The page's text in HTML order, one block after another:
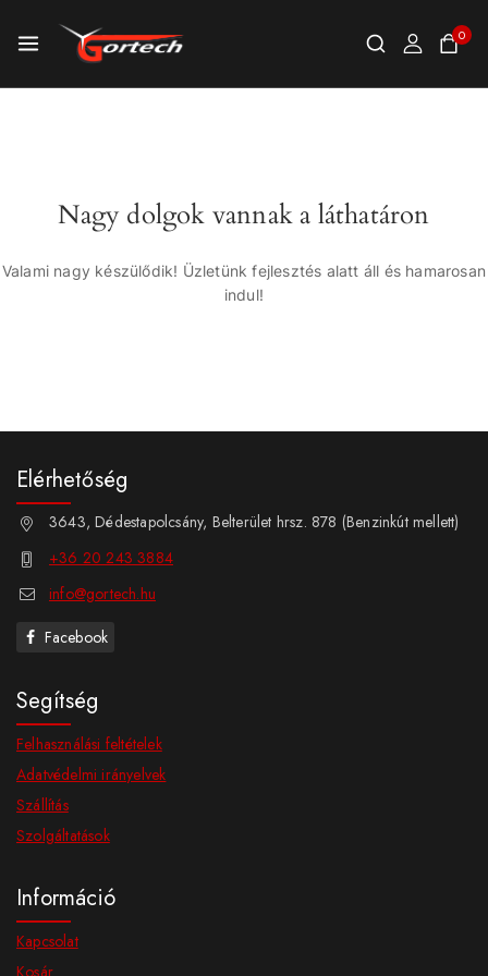
0
Nagy dolgok vannak a láthatáron
Valami nagy készülődik! Üzletünk fejlesztés alatt áll és hamarosan
indul!
Elérhetőség
3643, Dédestapolcsány, Belterület hrsz. 878 (Benzinkút mellett)
+36 20 243 3884
info@gortech.hu
Facebook
Segítség
Felhasználási feltételek
Adatvédelmi irányelvek
Szállítás
Szolgáltatások
Információ
Kapcsolat